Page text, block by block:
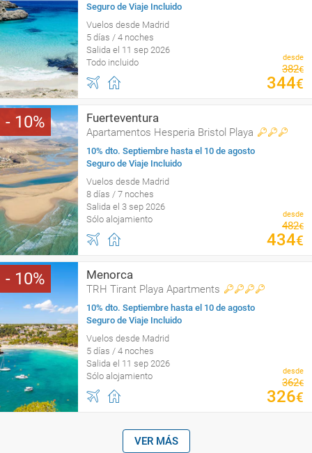
Seguro de Viaje Incluido
Vuelos desde Madrid
5 días / 4 noches
Salida el 11 sep 2026
Todo incluido
desde
382€
344€
10 Fuerteventura
Apartamentos Hesperia Bristol Playa
10% dto. Septiembre hasta el 10 de agosto
Seguro de Viaje Incluido
Vuelos desde Madrid
8 días / 7 noches
Salida el 3 sep 2026
Sólo alojamiento
desde
482€
434€
10 Menorca
TRH Tirant Playa Apartments
10% dto. Septiembre hasta el 10 de agosto
Seguro de Viaje Incluido
Vuelos desde Madrid
5 días / 4 noches
Salida el 11 sep 2026
Sólo alojamiento
desde
362€
326€
VER MÁS